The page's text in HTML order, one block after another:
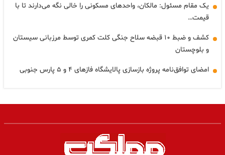
یک مقام مسئول: مالکان، واحدهای مسکونی را خالی نگه می‌دارند تا با
قیمت…
کشف و ضبط ۱۰ قبضه سلاح جنگی کلت کمری توسط مرزبانی سیستان
و بلوچستان
امضای توافق‌نامه پروژه بازسازی پالایشگاه فازهای ۴ و ۵ پارس جنوبی